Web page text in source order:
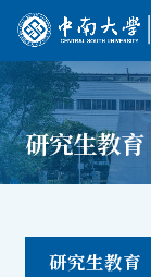
研究生教育
研究生教育